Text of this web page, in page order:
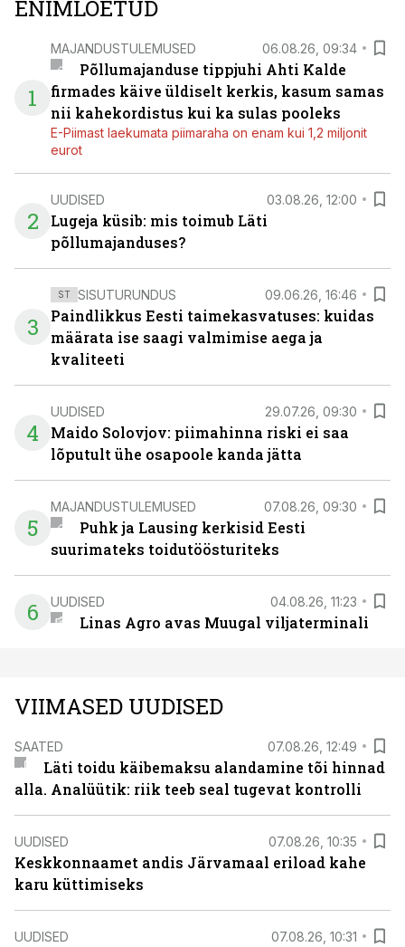
ENIMLOETUD
1
MAJANDUSTULEMUSED 06.08.26, 09:34
Põllumajanduse tippjuhi Ahti Kalde
firmades käive üldiselt kerkis, kasum samas
nii kahekordistus kui ka sulas pooleks
E-Piimast laekumata piimaraha on enam kui 1,2 miljonit
eurot
2
UUDISED 03.08.26, 12:00
Lugeja küsib: mis toimub Läti
põllumajanduses?
3
ST SISUTURUNDUS 09.06.26, 16:46
Paindlikkus Eesti taimekasvatuses: kuidas
määrata ise saagi valmimise aega ja
kvaliteeti
4
UUDISED 29.07.26, 09:30
Maido Solovjov: piimahinna riski ei saa
lõputult ühe osapoole kanda jätta
5
MAJANDUSTULEMUSED 07.08.26, 09:30
Puhk ja Lausing kerkisid Eesti
suurimateks toidutöösturiteks
6 UUDISED 04.08.26, 11:23
Linas Agro avas Muugal viljaterminali
VIIMASED UUDISED
SAATED 07.08.26, 12:49
Läti toidu käibemaksu alandamine tõi hinnad
alla. Analüütik: riik teeb seal tugevat kontrolli
UUDISED 07.08.26, 10:35
Keskkonnaamet andis Järvamaal eriload kahe
karu küttimiseks
UUDISED 07.08.26, 10:31